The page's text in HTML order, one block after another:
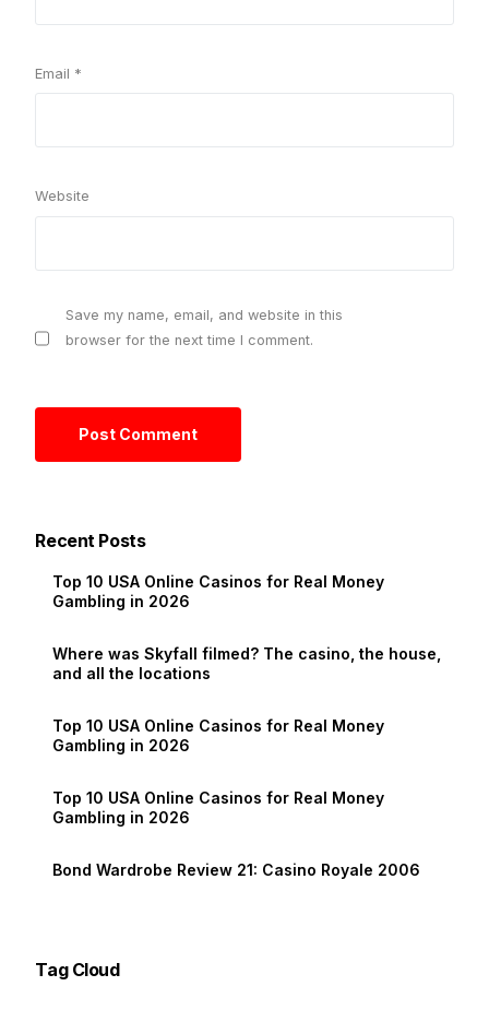
Email *
Website
Save my name, email, and website in this
browser for the next time I comment.
Recent Posts
Top 10 USA Online Casinos for Real Money
Gambling in 2026
Where was Skyfall filmed? The casino, the house,
and all the locations
Top 10 USA Online Casinos for Real Money
Gambling in 2026
Top 10 USA Online Casinos for Real Money
Gambling in 2026
Bond Wardrobe Review 21: Casino Royale 2006
Tag Cloud